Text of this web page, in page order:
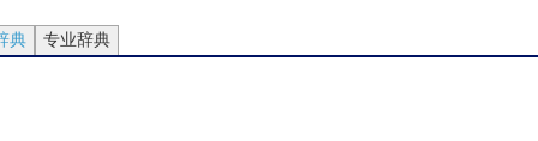
典 专业辞典